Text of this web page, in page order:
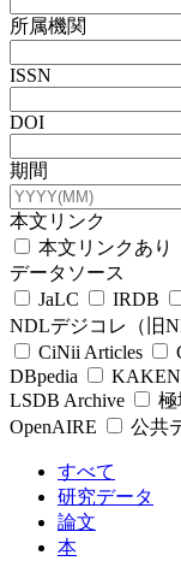
所属機関
ISSN
DOI
期間
本文リンク
本文リンクあり
データソース
JaLC
IRDB
NDLデジコレ（旧
CiNii Articles
DBpedia
KAKEN
LSDB Archive
極
OpenAIRE
公共
すべて
研究データ
論文
本